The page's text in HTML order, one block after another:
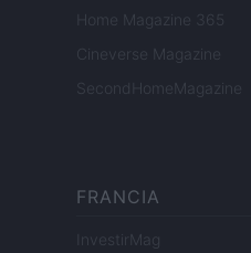
Home Magazine 365
Cineverse Magazine
SecondHomeMagazine
FRANCIA
InvestirMag